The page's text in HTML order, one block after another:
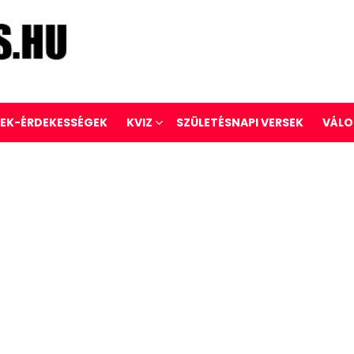
ÉRDEKESSÉGEK KVIZ SZÜLETÉSNAPI VERSEK